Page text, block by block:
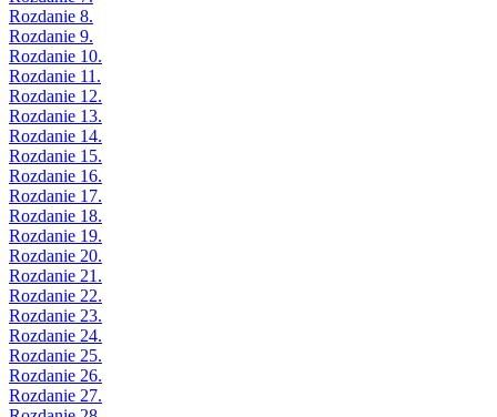
Rozdanie 8.
Rozdanie 9.
Rozdanie 10.
Rozdanie 11.
Rozdanie 12.
Rozdanie 13.
Rozdanie 14.
Rozdanie 15.
Rozdanie 16.
Rozdanie 17.
Rozdanie 18.
Rozdanie 19.
Rozdanie 20.
Rozdanie 21.
Rozdanie 22.
Rozdanie 23.
Rozdanie 24.
Rozdanie 25.
Rozdanie 26.
Rozdanie 27.